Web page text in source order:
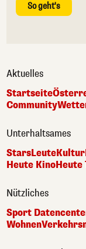
So geht's
Aktuelles
Startseite
Community
Unterhaltsames
StarsLeuteKultur
Heute KinoHeute
Nützliches
Sport
Wohnen